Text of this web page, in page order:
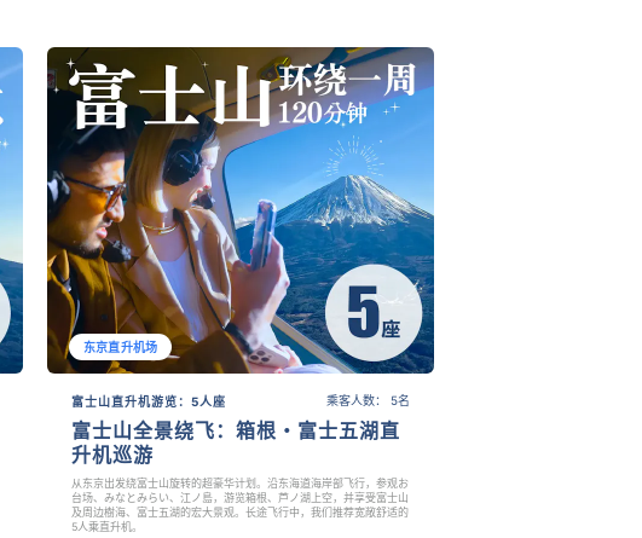
东京直升机场
乘客人数： 5名
富士山直升机游览：5人座
富士山全景绕飞：箱根・富士五湖直
升机巡游
从东京出发绕富士山旋转的超豪华计划。沿东海道海岸部飞行，参观お
台场、みなとみらい、江ノ島，游览箱根、芦ノ湖上空，并享受富士山
及周边樹海、富士五湖的宏大景观。长途飞行中，我们推荐宽敞舒适的
5人乘直升机。